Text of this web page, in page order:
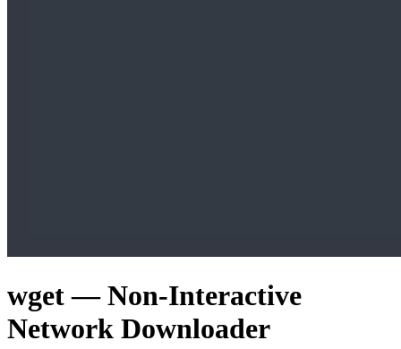
wget — Non-Interactive
Network Downloader